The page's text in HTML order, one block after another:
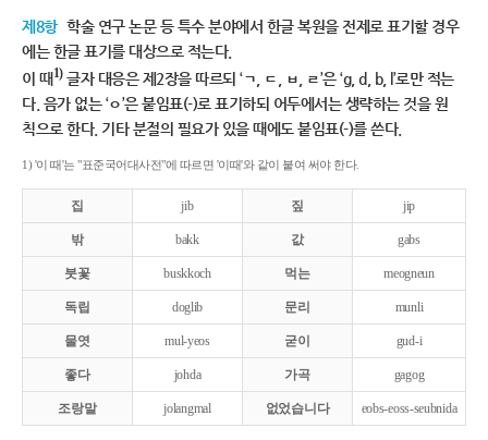
제8항 학술 연구 논문 등 특수 분야에서 한글 복원을 전제로 표기할 경우
에는 한글 표기를 대상으로 적는다.
이 때1)글자 대응은 제2장을 따르되 ‘ㄱ, ㄷ, ㅂ, ㄹ’은 ‘g, d, b, l’로만 적는
다. 음가 없는 ‘ㅇ’은 붙임표(-)로 표기하되 어두에서는 생략하는 것을 원
칙으로 한다. 기타 분절의 필요가 있을 때에도 붙임표(-)를 쓴다.
1) '이 때'는 "표준국어대사전"에 따르면 '이때'와 같이 붙여 써야 한다.
집 jib 짚 jip
밖 bakk 값 gabs
붓꽃 buskkoch 먹는 meogneun
독립 doglib 문리 munli
물엿 mul-yeos 굳이 gud-i
좋다 johda 가곡 gagog
조랑말 jolangmal 없었습니다 eobs-eoss-seubnida